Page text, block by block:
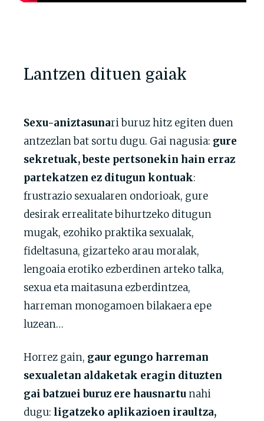
Lantzen dituen gaiak
Sexu-aniztasunari buruz hitz egiten duen
antzezlan bat sortu dugu. Gai nagusia: gure
sekretuak, beste pertsonekin hain erraz
partekatzen ez ditugun kontuak:
frustrazio sexualaren ondorioak, gure
desirak errealitate bihurtzeko ditugun
mugak, ezohiko praktika sexualak,
fideltasuna, gizarteko arau moralak,
lengoaia erotiko ezberdinen arteko talka,
sexua eta maitasuna ezberdintzea,
harreman monogamoen bilakaera epe
luzean…
Horrez gain, gaur egungo harreman
sexualetan aldaketak eragin dituzten
gai batzuei buruz ere hausnartu nahi
dugu: ligatzeko aplikazioen iraultza,